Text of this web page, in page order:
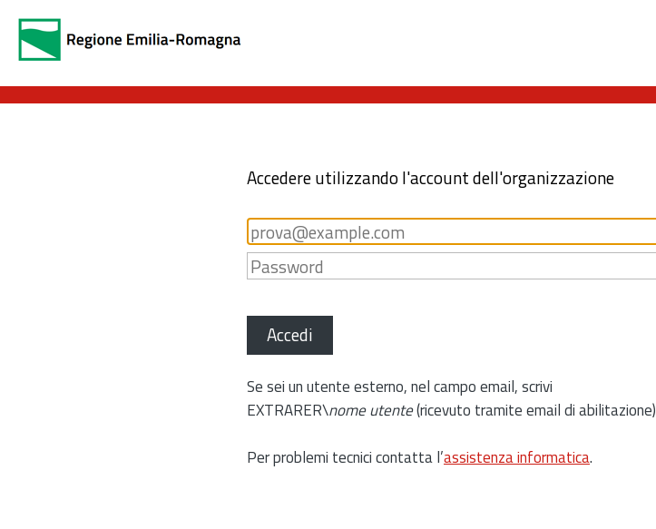
Accedere utilizzando l'account dell'organizzazione
Accedi
Se sei un utente esterno, nel campo email, scrivi
EXTRARER\nome utente(ricevuto tramite email di abilitazione)
Per problemi tecnici contatta l’assistenza informatica.